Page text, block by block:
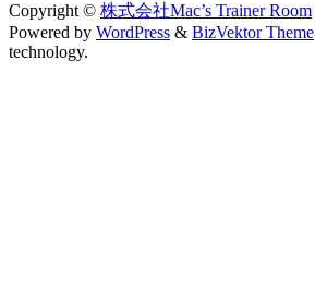
Copyright © 株式会社Mac’s Trainer Room
Powered by WordPress & BizVektor Theme
technology.